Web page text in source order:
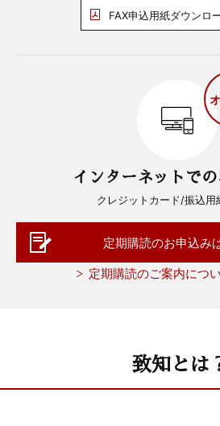
FAX申込用紙ダウンロ
インターネットで
クレジットカード/振込用
定期購読のお申込み
定期購読のご案内につ
致知とは